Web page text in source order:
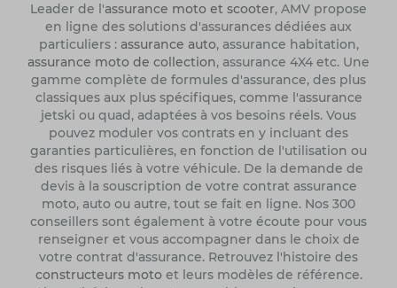
Leader de l'assurance moto et scooter, AMV propose
en ligne des solutions d'assurances dédiées aux
particuliers : assurance auto, assurance habitation,
assurance moto de collection, assurance 4X4 etc. Une
gamme complète de formules d'assurance, des plus
classiques aux plus spécifiques, comme l'assurance
jetski ou quad, adaptées à vos besoins réels. Vous
pouvez moduler vos contrats en y incluant des
garanties particulières, en fonction de l'utilisation ou
des risques liés à votre véhicule. De la demande de
devis à la souscription de votre contrat assurance
moto, auto ou autre, tout se fait en ligne. Nos 300
conseillers sont également à votre écoute pour vous
renseigner et vous accompagner dans le choix de
votre contrat d'assurance. Retrouvez l'histoire des
constructeurs motoet leurs modèles de référence.